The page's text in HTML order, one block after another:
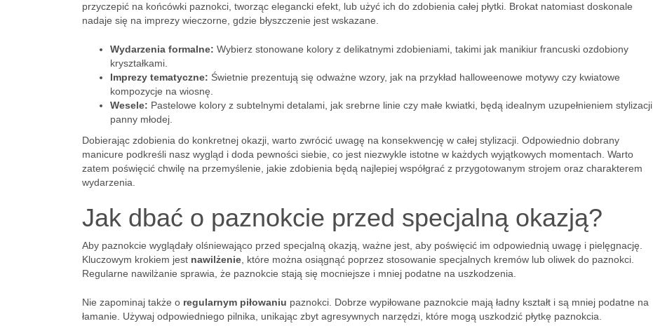
przyczepić na końcówki paznokci, tworząc elegancki efekt, lub użyć ich do zdobienia całej płytki. Brokat natomiast doskonale
nadaje się na imprezy wieczorne, gdzie błyszczenie jest wskazane.
Wydarzenia formalne: Wybierz stonowane kolory z delikatnymi zdobieniami, takimi jak manikiur francuski ozdobiony
kryształkami.
Imprezy tematyczne: Świetnie prezentują się odważne wzory, jak na przykład halloweenowe motywy czy kwiatowe
kompozycje na wiosnę.
Wesele: Pastelowe kolory z subtelnymi detalami, jak srebrne linie czy małe kwiatki, będą idealnym uzupełnieniem stylizacji
panny młodej.
Dobierając zdobienia do konkretnej okazji, warto zwrócić uwagę na konsekwencję w całej stylizacji. Odpowiednio dobrany
manicure podkreśli nasz wygląd i doda pewności siebie, co jest niezwykle istotne w każdych wyjątkowych momentach. Warto
zatem poświęcić chwilę na przemyślenie, jakie zdobienia będą najlepiej współgrać z przygotowanym strojem oraz charakterem
wydarzenia.
Jak dbać o paznokcie przed specjalną okazją?
Aby paznokcie wyglądały olśniewająco przed specjalną okazją, ważne jest, aby poświęcić im odpowiednią uwagę i pielęgnację.
Kluczowym krokiem jest nawilżenie , które można osiągnąć poprzez stosowanie specjalnych kremów lub oliwek do paznokci.
Regularne nawilżanie sprawia, że paznokcie stają się mocniejsze i mniej podatne na uszkodzenia.
Nie zapominaj także o regularnym piłowaniu paznokci. Dobrze wypiłowane paznokcie mają ładny kształt i są mniej podatne na
łamanie. Używaj odpowiedniego pilnika, unikając zbyt agresywnych narzędzi, które mogą uszkodzić płytkę paznokcia.